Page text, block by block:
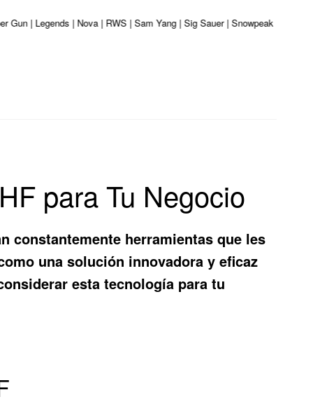
| Legends | Nova | RWS | Sam Yang | Sig Sauer | Snowpeak | Umarex
para Tu Negocio
constantemente herramientas que les
una solución innovadora y eficaz
esta tecnología para tu